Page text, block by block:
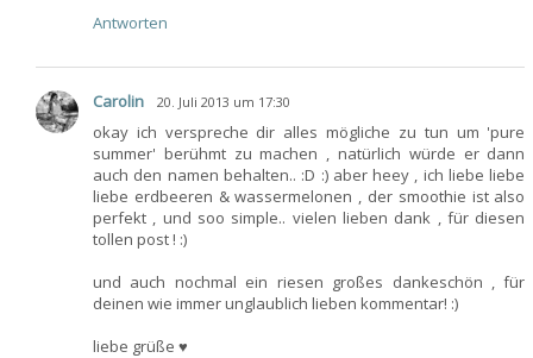
Antworten
Carolin 20. Juli 2013 um 17:30
okay ich verspreche dir alles mögliche zu tun um 'pure
summer' berühmt zu machen , natürlich würde er dann
auch den namen behalten.. :D :) aber heey , ich liebe liebe
liebe erdbeeren & wassermelonen , der smoothie ist also
perfekt , und soo simple.. vielen lieben dank , für diesen
tollen post ! :)
und auch nochmal ein riesen großes dankeschön , für
deinen wie immer unglaublich lieben kommentar! :)
liebe grüße ♥